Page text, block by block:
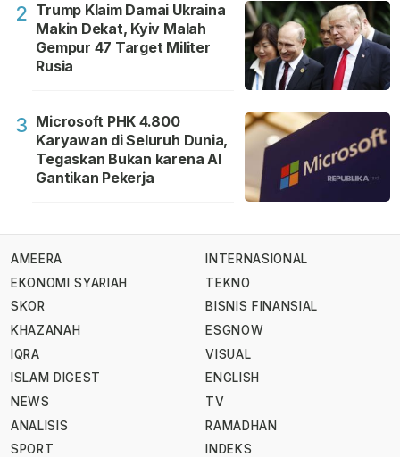
2 Trump Klaim Damai Ukraina
Makin Dekat, Kyiv Malah
Gempur 47 Target Militer
Rusia
3 Microsoft PHK 4.800
Karyawan di Seluruh Dunia,
Tegaskan Bukan karena AI
Gantikan Pekerja
AMEERA
EKONOMI SYARIAH
SKOR
KHAZANAH
IQRA
ISLAM DIGEST
NEWS
ANALISIS
SPORT
INTERNASIONAL
TEKNO
BISNIS FINANSIAL
ESGNOW
VISUAL
ENGLISH
TV
RAMADHAN
INDEKS